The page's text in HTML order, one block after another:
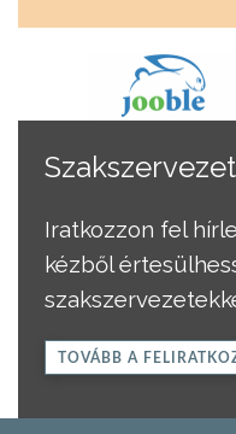
Iratkozzon fel
kézből
TOVÁBB A